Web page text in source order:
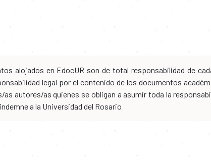
alojados en EdocUR son de total responsabilidad de
legal por el contenido de los documentos
autores/as quienes se obligan a asumir toda la
a la Universidad del Rosario